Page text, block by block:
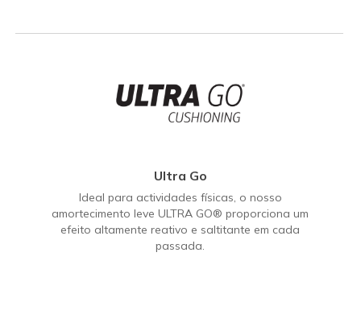
Ultra Go
Ideal para actividades físicas, o nosso
amortecimento leve ULTRA GO® proporciona um
efeito altamente reativo e saltitante em cada
passada.